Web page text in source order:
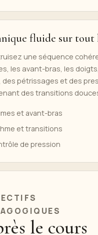
fluide sur tout
une séquence
les avant-bras, les
des pétrissages et des
des transitions
et avant-bras
et transitions
de pression
le cours